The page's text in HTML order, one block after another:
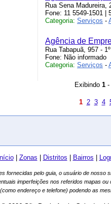
Rua Sena Madureira,
Fone: 11 5549-1501 |
Categoria: Serviços -
Agência de
Rua Tabapuã, 957 -
Fone: Não informado
Categoria: Serviços -
Exibindo 1 -
1 2 3 4
Início| Zonas Distritos Bairros
fornecidas pelo guia, o usuário de nosso
imperfeições nos referidos mapas
endereço e telefone) podendo as